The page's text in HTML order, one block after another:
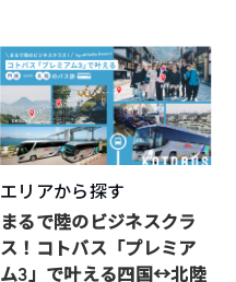
エリアから探す
まるで陸のビジネスクラ
ス！コトバス「プレミア
ム3」で叶える四国↔︎北陸